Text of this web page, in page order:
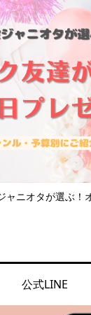
【祭壇とは？】オ
公式LINE